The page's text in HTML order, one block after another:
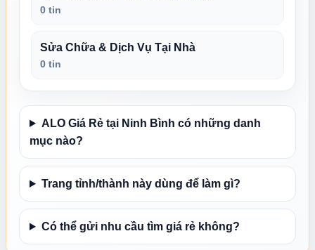
0 tin
Sửa Chữa & Dịch Vụ Tại Nhà
0 tin
ALO Giá Rẻ tại Ninh Bình có những danh
mục nào?
Trang tỉnh/thành này dùng để làm gì?
Có thể gửi nhu cầu tìm giá rẻ không?